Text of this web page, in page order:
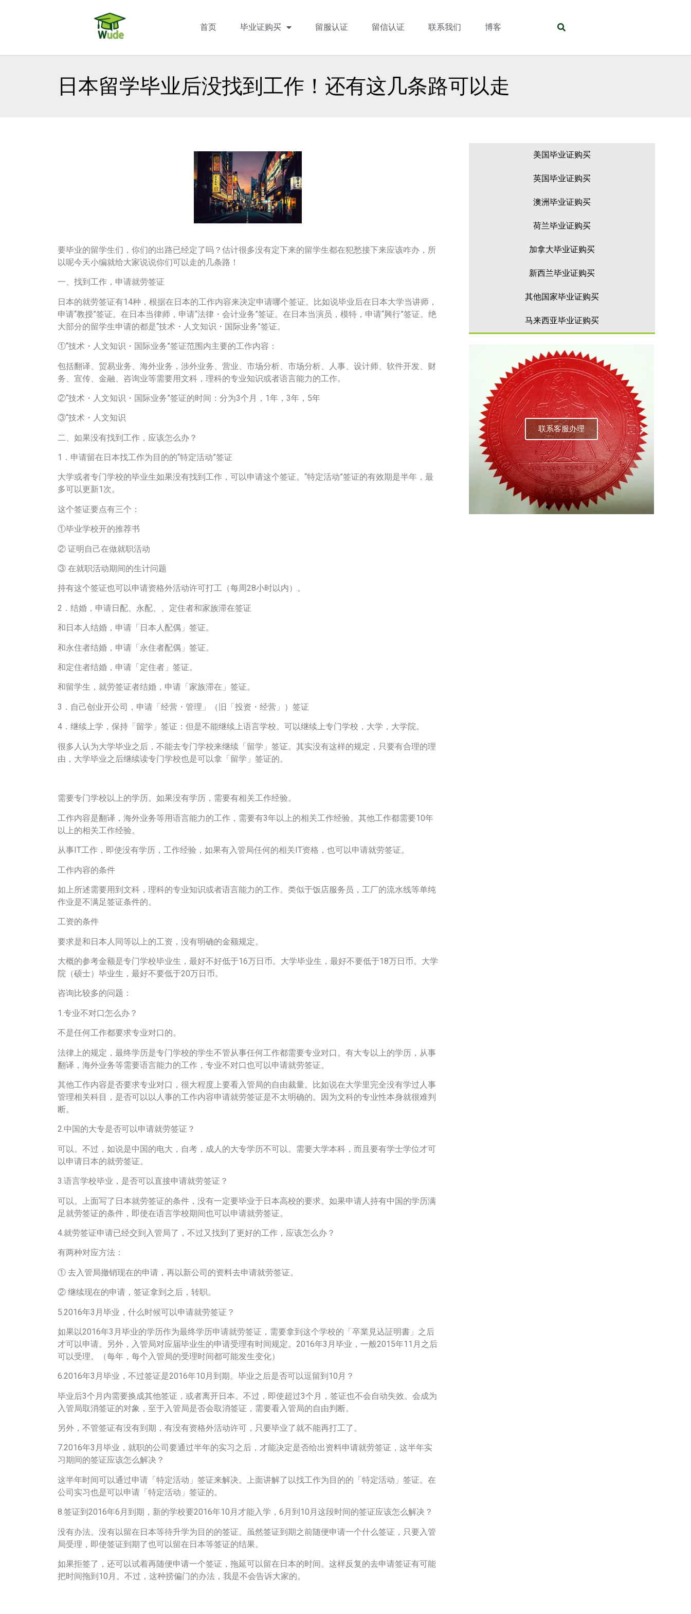
首页 毕业证购买 留服认证 留信认证 联系我们 博客
日本留学毕业后没找到工作！还有这几条路可以走
要毕业的留学生们，你们的出路已经定了吗？估计很多没有定下来的留学生都在犯愁接下来应该咋办，所
以呢今天小编就给大家说说你们可以走的几条路！
一、找到工作，申请就劳签证
日本的就劳签证有14种，根据在日本的工作内容来决定申请哪个签证。比如说毕业后在日本大学当讲师，
申请“教授”签证。在日本当律师，申请“法律・会计业务”签证。在日本当演员，模特，申请“興行”签证。绝
大部分的留学生申请的都是“技术・人文知识・国际业务”签证。
①“技术・人文知识・国际业务”签证范围内主要的工作内容：
包括翻译、贸易业务、海外业务，涉外业务、营业、市场分析、市场分析、人事、设计师、软件开发、财
务、宣传、金融、咨询业等需要用文科，理科的专业知识或者语言能力的工作。
②“技术・人文知识・国际业务”签证的时间：分为3个月，1年，3年，5年
③“技术・人文知识
二、如果没有找到工作，应该怎么办？
1．申请留在日本找工作为目的的“特定活动”签证
大学或者专门学校的毕业生如果没有找到工作，可以申请这个签证。“特定活动”签证的有效期是半年，最
多可以更新1次。
这个签证要点有三个：
①毕业学校开的推荐书
② 证明自己在做就职活动
③ 在就职活动期间的生计问题
持有这个签证也可以申请资格外活动许可打工（每周28小时以内）。
2．结婚，申请日配、永配、、定住者和家族滞在签证
和日本人结婚，申请「日本人配偶」签证。
和永住者结婚，申请「永住者配偶」签证。
和定住者结婚，申请「定住者」签证。
和留学生，就劳签证者结婚，申请「家族滞在」签证。
3．自己创业开公司，申请「经营・管理」（旧「投资・经营」）签证
4．继续上学，保持「留学」签证：但是不能继续上语言学校。可以继续上专门学校，大学，大学院。
很多人认为大学毕业之后，不能去专门学校来继续「留学」签证。其实没有这样的规定，只要有合理的理
由，大学毕业之后继续读专门学校也是可以拿「留学」签证的。
需要专门学校以上的学历。如果没有学历，需要有相关工作经验。
工作内容是翻译，海外业务等用语言能力的工作，需要有3年以上的相关工作经验。其他工作都需要10年
以上的相关工作经验。
从事IT工作，即使没有学历，工作经验，如果有入管局任何的相关IT资格，也可以申请就劳签证。
工作内容的条件
如上所述需要用到文科，理科的专业知识或者语言能力的工作。类似于饭店服务员，工厂的流水线等单纯
作业是不满足签证条件的。
工资的条件
要求是和日本人同等以上的工资，没有明确的金额规定。
大概的参考金额是专门学校毕业生，最好不好低于16万日币。大学毕业生，最好不要低于18万日币。大学
院（硕士）毕业生，最好不要低于20万日币。
咨询比较多的问题：
1.专业不对口怎么办？
不是任何工作都要求专业对口的。
法律上的规定，最终学历是专门学校的学生不管从事任何工作都需要专业对口。有大专以上的学历，从事
翻译，海外业务等需要语言能力的工作，专业不对口也可以申请就劳签证。
其他工作内容是否要求专业对口，很大程度上要看入管局的自由裁量。比如说在大学里完全没有学过人事
管理相关科目，是否可以以人事的工作内容申请就劳签证是不太明确的。因为文科的专业性本身就很难判
断。
2.中国的大专是否可以申请就劳签证？
可以。不过，如说是中国的电大，自考，成人的大专学历不可以。需要大学本科，而且要有学士学位才可
以申请日本的就劳签证。
3.语言学校毕业，是否可以直接申请就劳签证？
可以。上面写了日本就劳签证的条件，没有一定要毕业于日本高校的要求。如果申请人持有中国的学历满
足就劳签证的条件，即使在语言学校期间也可以申请就劳签证。
4.就劳签证申请已经交到入管局了，不过又找到了更好的工作，应该怎么办？
有两种对应方法：
① 去入管局撤销现在的申请，再以新公司的资料去申请就劳签证。
② 继续现在的申请，签证拿到之后，转职。
5.2016年3月毕业，什么时候可以申请就劳签证？
如果以2016年3月毕业的学历作为最终学历申请就劳签证，需要拿到这个学校的「卒業見込証明書」之后
才可以申请。另外，入管局对应届毕业生的申请受理有时间规定。2016年3月毕业，一般2015年11月之后
可以受理。（每年，每个入管局的受理时间都可能发生变化）
6.2016年3月毕业，不过签证是2016年10月到期。毕业之后是否可以逗留到10月？
毕业后3个月内需要换成其他签证，或者离开日本。不过，即使超过3个月，签证也不会自动失效。会成为
入管局取消签证的对象，至于入管局是否会取消签证，需要看入管局的自由判断。
另外，不管签证有没有到期，有没有资格外活动许可，只要毕业了就不能再打工了。
7.2016年3月毕业，就职的公司要通过半年的实习之后，才能决定是否给出资料申请就劳签证，这半年实
习期间的签证应该怎么解决？
这半年时间可以通过申请「特定活动」签证来解决。上面讲解了以找工作为目的的「特定活动」签证。在
公司实习也是可以申请「特定活动」签证的。
8.签证到2016年6月到期，新的学校要2016年10月才能入学，6月到10月这段时间的签证应该怎么解决？
没有办法。没有以留在日本等待升学为目的的签证。虽然签证到期之前随便申请一个什么签证，只要入管
局受理，即使签证到期了也可以留在日本等签证的结果。
如果拒签了，还可以试着再随便申请一个签证，拖延可以留在日本的时间。这样反复的去申请签证有可能
把时间拖到10月。不过，这种捞偏门的办法，我是不会告诉大家的。
美国毕业证购买
英国毕业证购买
澳洲毕业证购买
荷兰毕业证购买
加拿大毕业证购买
新西兰毕业证购买
其他国家毕业证购买
马来西亚毕业证购买
联系客服办理